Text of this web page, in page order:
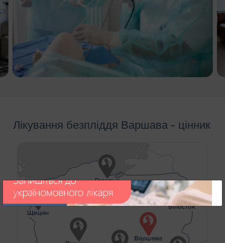
Лікування безпліддя Варшава - цінник